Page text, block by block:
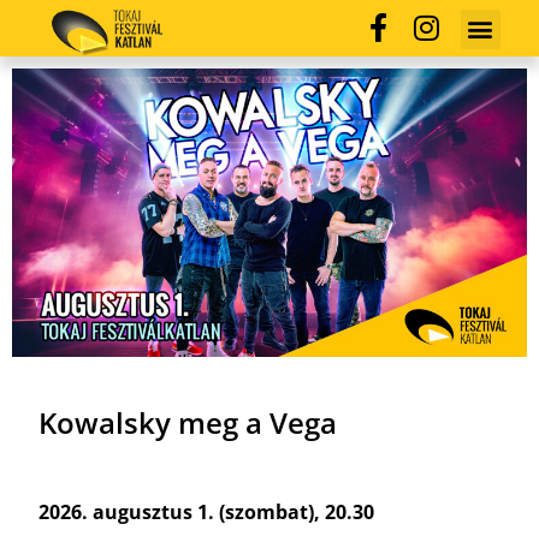
Kowalsky meg a Vega
2026. augusztus 1. (szombat), 20.30